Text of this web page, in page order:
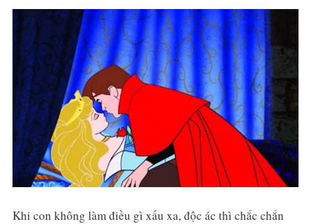
Khi con không làm điều gì xấu xa, độc ác thì chắc chắn